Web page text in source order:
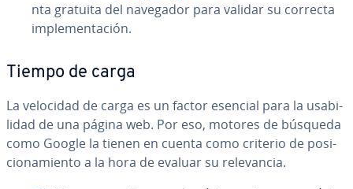
n­ta gratuita del navegador para validar su correcta
im­ple­me­n­ta­ción.
Tiempo de carga
La velocidad de carga es un factor esencial para la usa­bi­
li­dad de una página web. Por eso, motores de búsqueda
como Google la tienen en cuenta como criterio de po­si­
cio­na­mie­n­to a la hora de evaluar su re­le­va­n­cia.